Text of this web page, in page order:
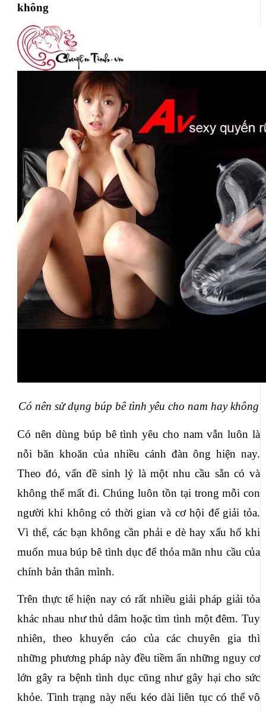
không
Có nên sử dụng búp bê tình yêu cho nam hay không
Có nên dùng búp bê tình yêu cho nam vẫn luôn là
nỗi băn khoăn của nhiều cánh đàn ông hiện nay.
Theo đó, vấn đề sinh lý là một nhu cầu sẵn có và
không thể mất đi. Chúng luôn tồn tại trong mỗi con
người khi không có thời gian và cơ hội để giải tỏa.
Vì thế, các bạn không cần phải e dè hay xấu hổ khi
muốn mua búp bê tình dục để thỏa mãn nhu cầu của
chính bản thân mình.
Trên thực tế hiện nay có rất nhiều giải pháp giải tỏa
khác nhau như thủ dâm hoặc tìm tình một đêm. Tuy
nhiên, theo khuyến cáo của các chuyên gia thì
những phương pháp này đều tiềm ẩn những nguy cơ
lớn gây ra bệnh tình dục cũng như gây hại cho sức
khỏe. Tình trạng này nếu kéo dài liên tục có thể vô